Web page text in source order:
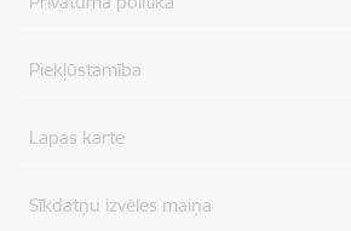
Piekļūstamība
Lapas karte
Sīkdatņu izvēles maiņa